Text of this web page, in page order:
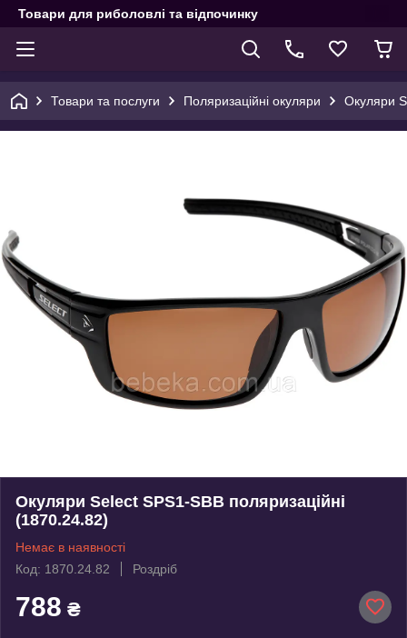
Товари для риболовлі та відпочинку
Товари та послуги Поляризаційні окуляри Окуляри
Окуляри Select SPS1-SBB поляризаційні
(1870.24.82)
Немає в наявності
Код: 1870.24.82
Роздріб
788 ₴